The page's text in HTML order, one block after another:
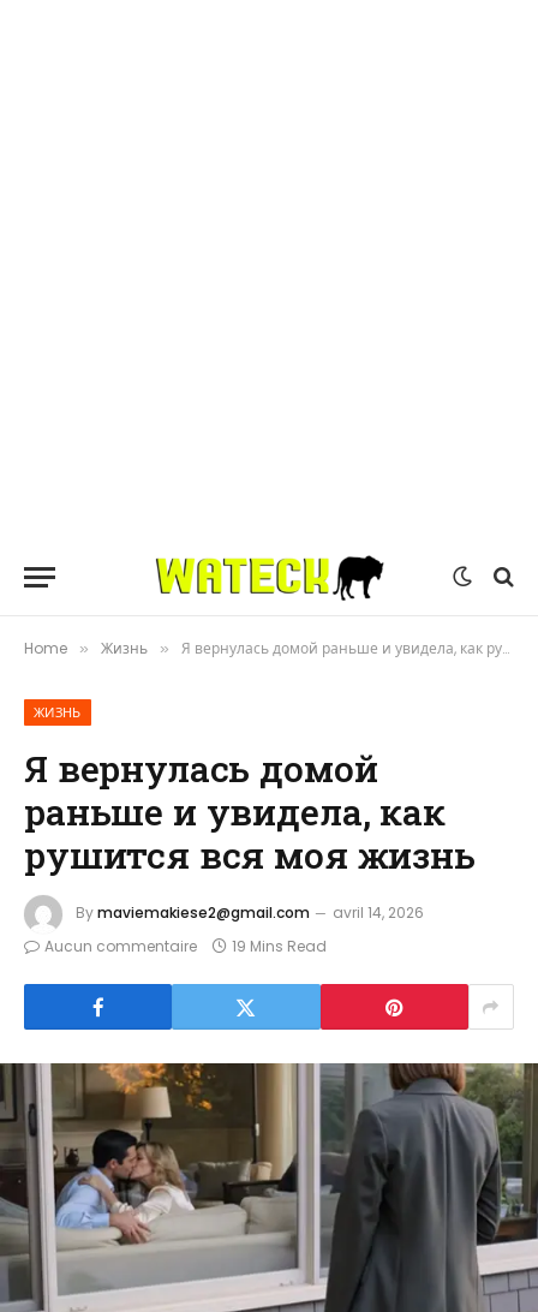
Home » Жизнь » Я вернулась домой раньше и увидела, как рушится вся моя жизнь
ЖИЗНЬ
Я вернулась домой
раньше и увидела, как
рушится вся моя жизнь
Bymaviemakiese2@gmail.com
avril 14, 2026
Aucun commentaire
19 Mins Read